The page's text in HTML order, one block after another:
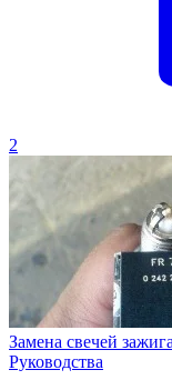
2
Замена свечей
Руководства